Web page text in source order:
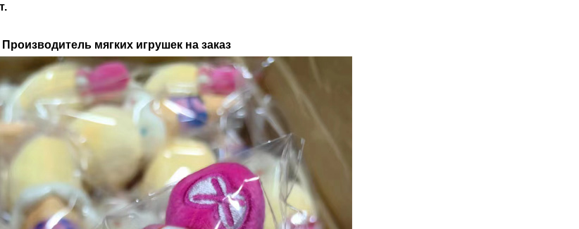
Производитель мягких игрушек на заказ